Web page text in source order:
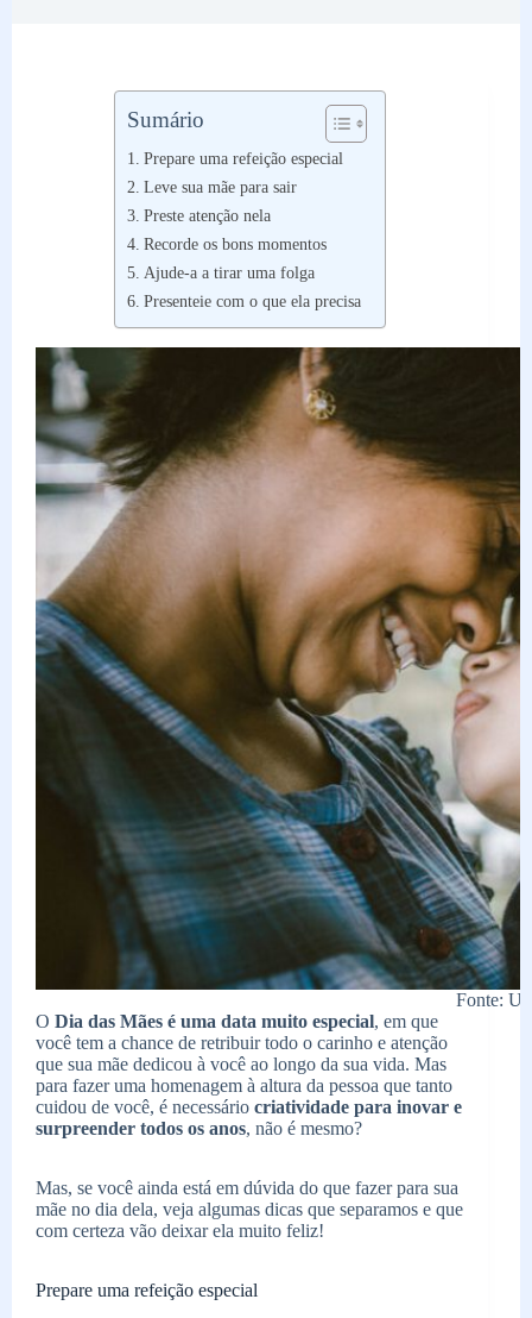
Sumário
Prepare uma refeição especial
Leve sua mãe para sair
Preste atenção nela
Recorde os bons momentos
Ajude-a a tirar uma folga
Presenteie com o que ela precisa
Fonte:
O Dia das Mães é uma data muito especial, em que
você tem a chance de retribuir todo o carinho e atenção
que sua mãe dedicou à você ao longo da sua vida. Mas
para fazer uma homenagem à altura da pessoa que tanto
cuidou de você, é necessário criatividade para inovar e
surpreender todos os anos, não é mesmo?
Mas, se você ainda está em dúvida do que fazer para sua
mãe no dia dela, veja algumas dicas que separamos e que
com certeza vão deixar ela muito feliz!
Prepare uma refeição especial